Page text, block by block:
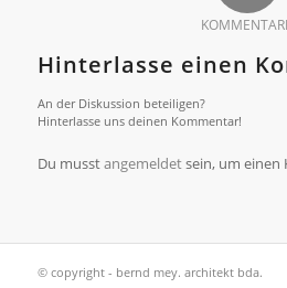
Hinterlasse einen
An der Diskussion beteiligen?
Hinterlasse uns deinen Kommentar!
Du musstangemeldetsein, um einen
© copyright - bernd mey. architekt bda.